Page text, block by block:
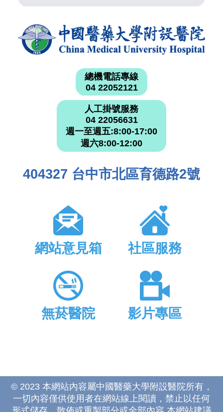
總機電話專線
04 22052121
人工掛號服務
04 22056631
週一至週五:8:00-17:00
週六8:00-12:00
404327 台中市北區育德路2號
網站意見箱 社區服務
無菸醫院 影片專區
© 2023 本網站內容屬中國醫藥大學附設醫院所有，
一切內容僅供使用者在網站線上閱讀，禁止以任何